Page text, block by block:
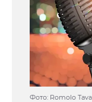
Фото: Romolo